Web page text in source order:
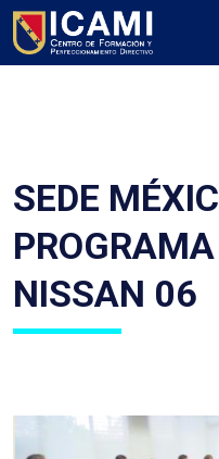
SEDE
NISSAN 06